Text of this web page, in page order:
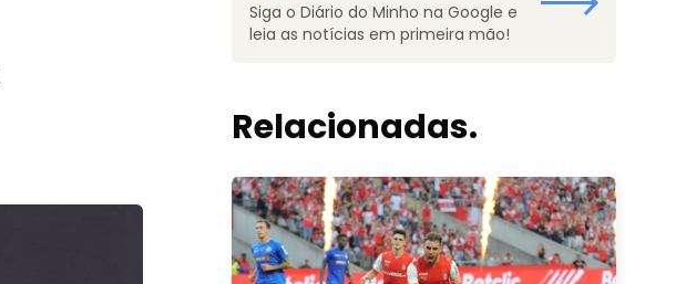
Siga o Diário do Minho na Google e
leia as notícias em primeira mão!
Relacionadas.